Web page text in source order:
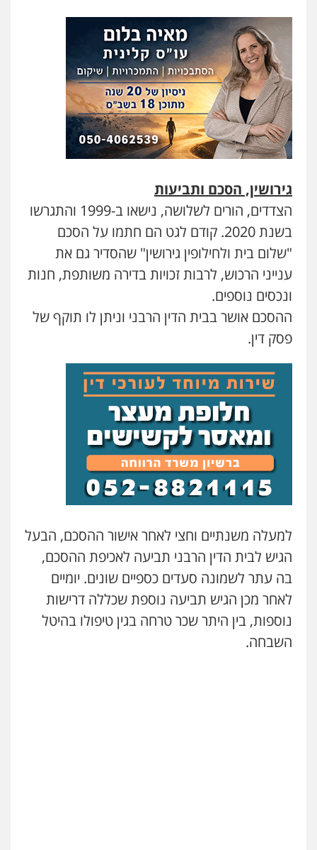
עו"ד אמיר נאטור
פלילי פשיעה חמורה צווארון לבן
0543326767
עו"ד גיורא זילברשטיין
פלילי פשיעה חמורה מעצרים וחקירות
0505212444
עו"ד קובי בן שעיה
פלילי צווארון לבן צבאי
0524040052
עו"ד אלון ארז
פלילי
לבן
0507368203
עו"ד לימור רוט חזן
פלילי מעצרים צווארון לבן פשיעה חמורה
0523407232
עו"ד עינב יתח
פלילי פשיעה חמורה עורכי דין לענייני
אסירים צבאי
0546364651
פלילי מעצרים וחקירות פשיעה חמורה
0522763105
עו"ד שאדי דבאח
פלילי פשיעה כלכלית תעבורה
גירושין, הסכם ותביעות
הצדדים, הורים לשלושה, נישאו ב-1999 והתגרשו
בשנת 2020. קודם לגט הם חתמו על הסכם
"שלום בית ולחילופין גירושין" שהסדיר גם את
ענייני הרכוש, לרבות זכויות בדירה משותפת, חנות
ונכסים נוספים.
ההסכם אושר בבית הדין הרבני וניתן לו תוקף של
פסק דין.
למעלה משנתיים וחצי לאחר אישור ההסכם, הבעל
הגיש לבית הדין הרבני תביעה לאכיפת ההסכם,
בה עתר לשמונה סעדים כספיים שונים. יומיים
לאחר מכן הגיש תביעה נוספת שכללה דרישות
נוספות, בין היתר שכר טרחה בגין טיפולו בהיטל
השבחה.